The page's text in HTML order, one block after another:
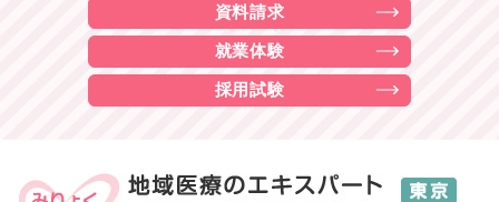
資料請求
就業体験
採用試験